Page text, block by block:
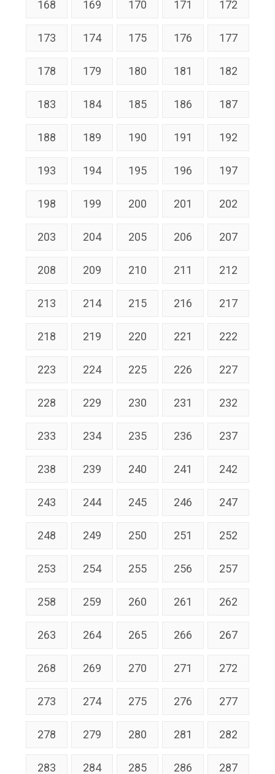
168 169 170 171 172
173 174 175 176 177
178 179 180 181 182
183 184 185 186 187
188 189 190 191 192
193 194 195 196 197
198 199 200 201 202
203 204 205 206 207
208 209 210 211 212
213 214 215 216 217
218 219 220 221 222
223 224 225 226 227
228 229 230 231 232
233 234 235 236 237
238 239 240 241 242
243 244 245 246 247
248 249 250 251 252
253 254 255 256 257
258 259 260 261 262
263 264 265 266 267
268 269 270 271 272
273 274 275 276 277
278 279 280 281 282
283 284 285 286 287